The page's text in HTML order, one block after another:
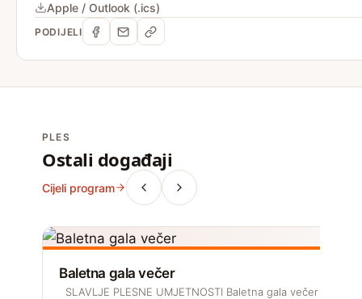
Apple / Outlook (.ics)
PODIJELI
PLES
Ostali događaji
Cijeli program
Baletna gala večer
SLAVLJE PLESNE UMJETNOSTI Baletna gala večer